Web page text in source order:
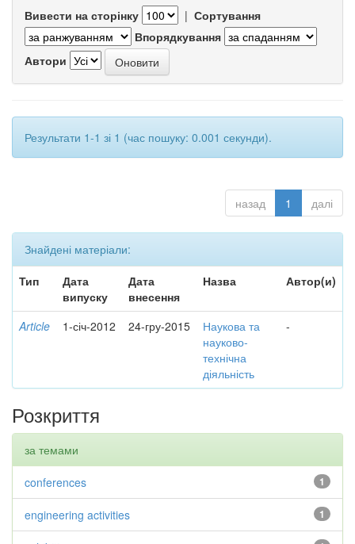
Вивести на сторінку | Сортування
Впорядкування
Автори
Результати 1-1 зі 1 (час пошуку: 0.001 секунди).
назад 1 далі
Знайдені матеріали:
Тип
Дата
випуску
Дата
внесення
Назва Автор(и)
Article 1-січ-2012 24-гру-2015
Наукова та
науково-
технічна
діяльність
-
Розкриття
за темами
1
conferences
1
engineering activities